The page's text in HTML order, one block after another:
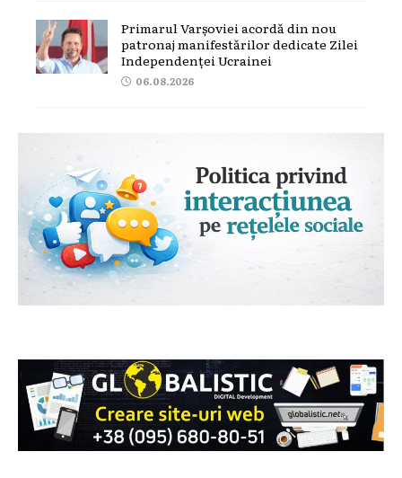
Primarul Varșoviei acordă din nou
patronaj manifestărilor dedicate Zilei
Independenței Ucrainei
06.08.2026